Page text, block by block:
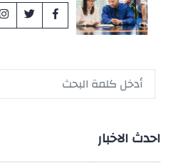
احدث الاخبار